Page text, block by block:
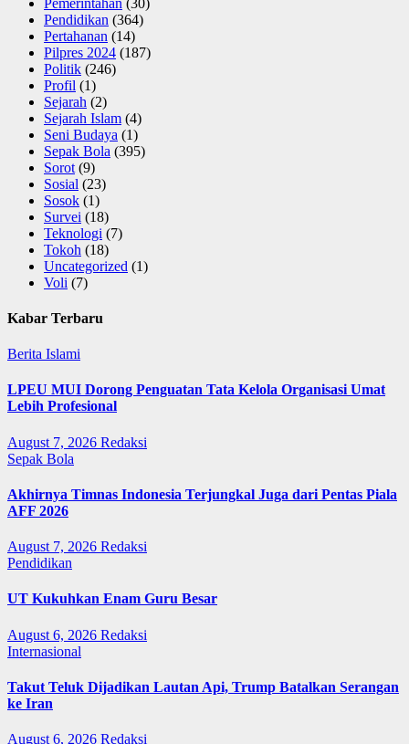
Pendidikan (364)
Pertahanan (14)
Pilpres 2024 (187)
Politik (246)
Profil (1)
Sejarah (2)
Sejarah Islam (4)
Seni Budaya (1)
Sepak Bola (395)
Sorot (9)
Sosial (23)
Sosok (1)
Survei (18)
Teknologi (7)
Tokoh (18)
Uncategorized (1)
Voli (7)
Kabar Terbaru
Berita Islami
LPEU MUI Dorong Penguatan Tata Kelola Organisasi Umat
Lebih Profesional
August 7, 2026 Redaksi
Sepak Bola
Akhirnya Timnas Indonesia Terjungkal Juga dari Pentas Piala
AFF 2026
August 7, 2026 Redaksi
Pendidikan
UT Kukuhkan Enam Guru Besar
August 6, 2026 Redaksi
Internasional
Takut Teluk Dijadikan Lautan Api, Trump Batalkan Serangan
ke Iran
August 6, 2026 Redaksi